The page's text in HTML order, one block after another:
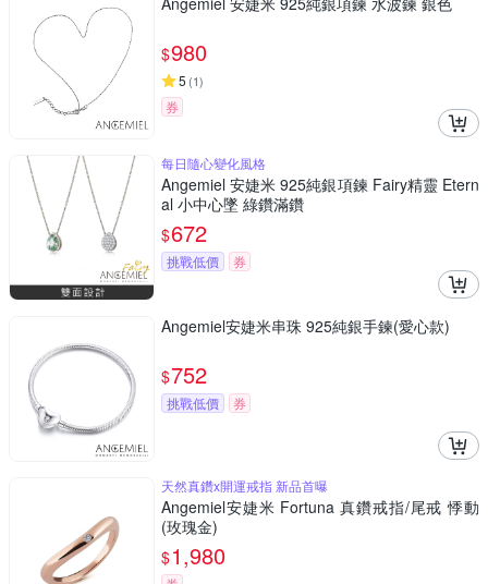
$980
5 (1)
券
每日隨心變化風格
Angemiel 安婕米 925純銀項鍊 Fairy精靈 Etern
al 小中心墜 綠鑽滿鑽
$672
挑戰低價 券
Angemiel安婕米串珠 925純銀手鍊(愛心款)
$752
挑戰低價 券
天然真鑽x開運戒指 新品首曝
Angemiel安婕米 Fortuna 真鑽戒指/尾戒 悸動
(玫瑰金)
$1,980